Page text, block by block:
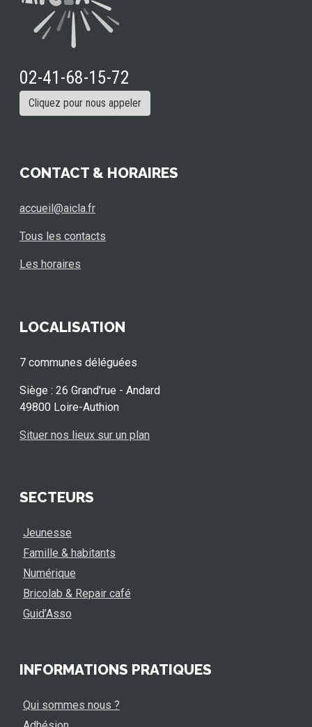
02-41-68-15-72
Cliquez pour nous appeler
CONTACT & HORAIRES
accueil@aicla.fr
Tous les contacts
Les horaires
LOCALISATION
7 communes déléguées
Siège : 26 Grand'rue - Andard
49800 Loire-Authion
Situer nos lieux sur un plan
SECTEURS
Jeunesse
Famille & habitants
Numérique
Bricolab & Repair café
Guid’Asso
INFORMATIONS PRATIQUES
Qui sommes nous ?